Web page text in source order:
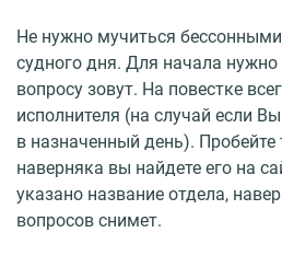
Не нужно мучиться
судного дня. Для начала
вопросу зовут. На повестке
исполнителя (на случай если
в назначенный день). Пробейте
наверняка вы найдете его на
указано название отдела,
вопросов снимет.